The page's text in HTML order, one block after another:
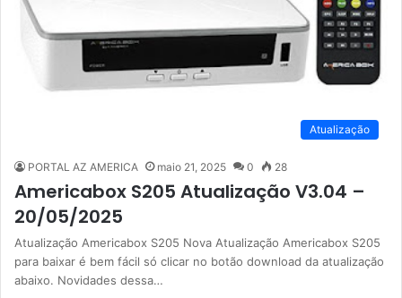
Atualização
PORTAL AZ AMERICA maio 21, 2025 0 28
Americabox S205 Atualização V3.04 –
20/05/2025
Atualização Americabox S205 Nova Atualização Americabox S205
para baixar é bem fácil só clicar no botão download da atualização
abaixo. Novidades dessa…